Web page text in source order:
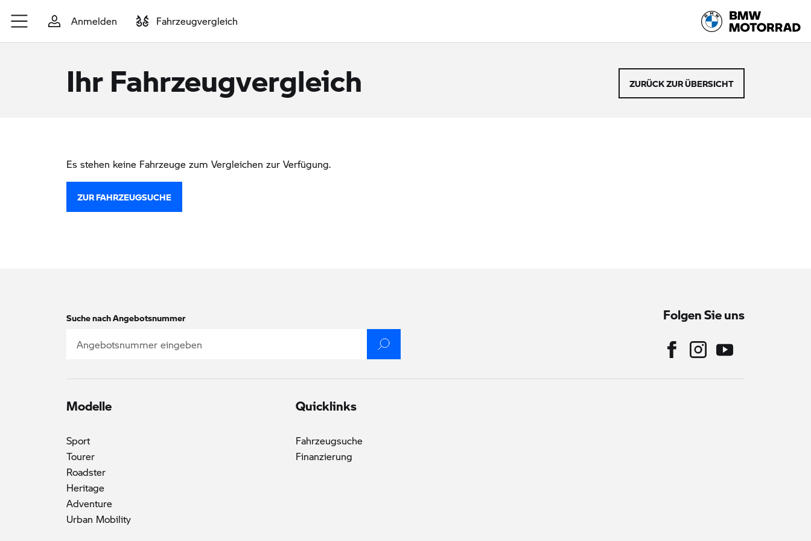
Zum Hauptinhalt springen
Anmelden Fahrzeugvergleich
Ihr Fahrzeugvergleich ZURÜCK ZUR ÜBERSICHT
Es stehen keine Fahrzeuge zum Vergleichen zur Verfügung.
ZUR FAHRZEUGSUCHE
Suche nach Angebotsnummer Folgen Sie uns
Modelle
Sport
Tourer
Roadster
Heritage
Adventure
Urban Mobility
Quicklinks
Fahrzeugsuche
Finanzierung